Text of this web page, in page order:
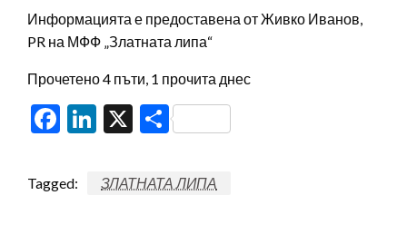
Информацията е предоставена от Живко Иванов,
PR на МФФ „Златната липа“
Прочетено 4 пъти, 1 прочита днес
Facebook
LinkedIn
X Share
Tagged: ЗЛАТНАТА ЛИПА